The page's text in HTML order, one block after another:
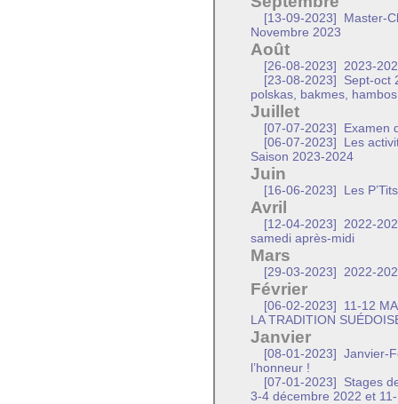
[13-09-2023]
Master-
Novembre 2023
Août
[26-08-2023]
2023-
[23-08-2023]
Sept-oct
polskas, bakmes, hambos
Juillet
[07-07-2023]
Examen
[06-07-2023]
Les
Saison 2023-2024
Juin
[16-06-2023] Les
Avril
[12-04-2023]
2022-
samedi après-midi
Mars
[29-03-2023] 2022-
Février
[06-02-2023]
11-12
LA TRADITION
Janvier
[08-01-2023]
Janvier-
l’honneur !
[07-01-2023]
Stages
3-4 décembre 2022 et